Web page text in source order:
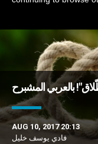
DERNIÈRES
AUG 10, 2017 20:13
فادي يوسف خليل